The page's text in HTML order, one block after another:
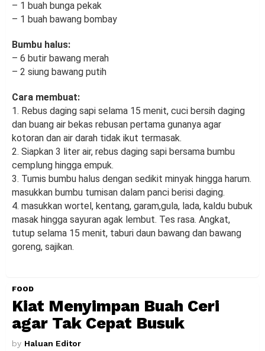
– 1 buah bunga pekak
– 1 buah bawang bombay
Bumbu halus:
– 6 butir bawang merah
– 2 siung bawang putih
Cara membuat:
1. Rebus daging sapi selama 15 menit, cuci bersih daging
dan buang air bekas rebusan pertama gunanya agar
kotoran dan air darah tidak ikut termasak.
2. Siapkan 3 liter air, rebus daging sapi bersama bumbu
cemplung hingga empuk.
3. Tumis bumbu halus dengan sedikit minyak hingga harum.
masukkan bumbu tumisan dalam panci berisi daging.
4. masukkan wortel, kentang, garam,gula, lada, kaldu bubuk
masak hingga sayuran agak lembut. Tes rasa. Angkat,
tutup selama 15 menit, taburi daun bawang dan bawang
goreng, sajikan.
FOOD
Kiat Menyimpan Buah Ceri
agar Tak Cepat Busuk
by Haluan Editor